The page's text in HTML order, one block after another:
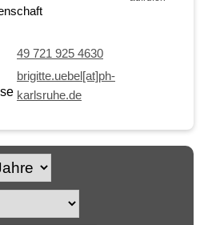
49 721 925 4630
brigitte.uebel[at]ph-
karlsruhe.de